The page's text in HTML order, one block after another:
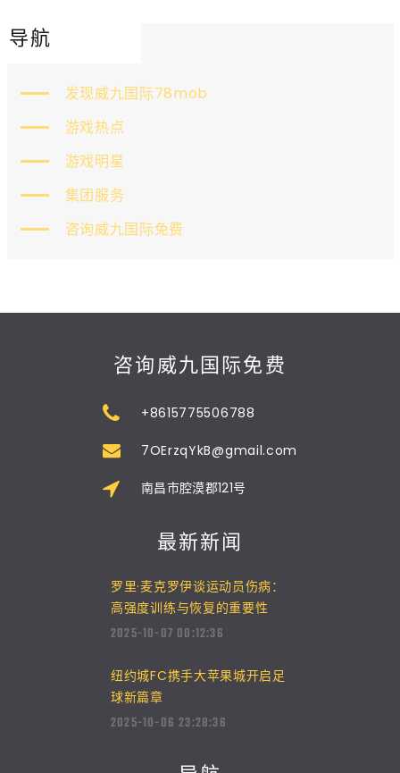
导航
发现威九国际78mob
游戏热点
游戏明星
集团服务
咨询威九国际免费
咨询威九国际免费
+8615775506788
7OErzqYkB@gmail.com
南昌市腔漠郡121号
最新新闻
罗里·麦克罗伊谈运动员伤病：
高强度训练与恢复的重要性
2025-10-07 00:12:36
纽约城FC携手大苹果城开启足
球新篇章
2025-10-06 23:28:36